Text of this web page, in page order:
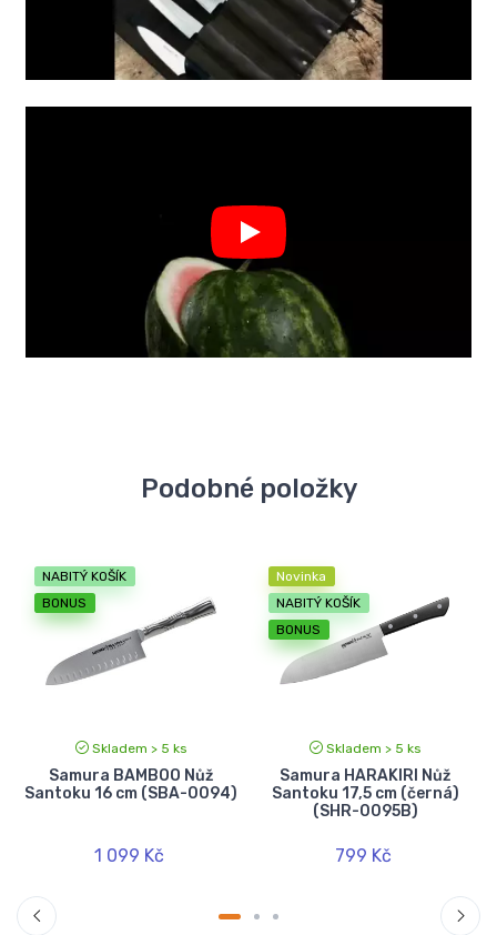
Podobné položky
NABITÝ KOŠÍK
BONUS
Skladem > 5 ks
Samura BAMBOO Nůž
Santoku 16 cm (SBA-0094)
1 099 Kč
Novinka
NABITÝ KOŠÍK
BONUS
Skladem > 5 ks
Samura HARAKIRI Nůž
Santoku 17,5 cm (černá)
(SHR-0095B)
799 Kč